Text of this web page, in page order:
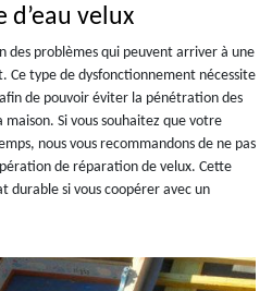
d’eau velux
des problèmes qui peuvent arriver à une
type de dysfonctionnement nécessite
de pouvoir éviter la pénétration des
Si vous souhaitez que votre
nous vous recommandons de ne pas
de réparation de velux. Cette
durable si vous coopérer avec un